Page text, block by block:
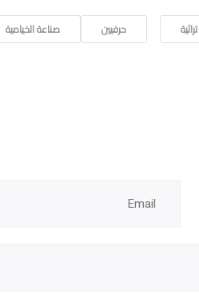
تراثية حرفيين صناعة الخيامية